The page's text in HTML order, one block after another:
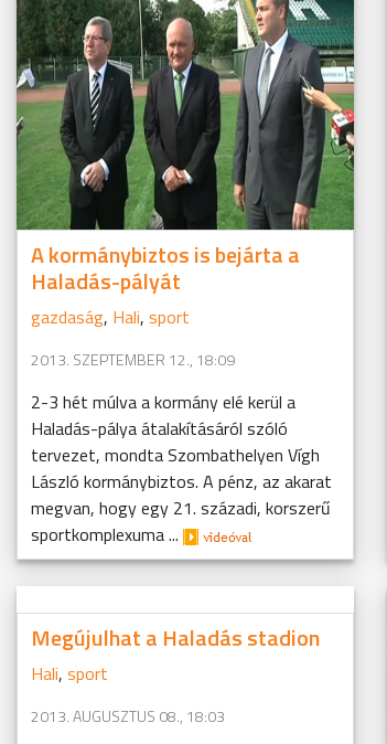
A kormánybiztos is bejárta a
Haladás-pályát
gazdaság, Hali, sport
2013. SZEPTEMBER 12., 18:09
2-3 hét múlva a kormány elé kerül a
Haladás-pálya átalakításáról szóló
tervezet, mondta Szombathelyen Vígh
László kormánybiztos. A pénz, az akarat
megvan, hogy egy 21. századi, korszerű
sportkomplexuma ...
Megújulhat a Haladás stadion
Hali, sport
2013. AUGUSZTUS 08., 18:03